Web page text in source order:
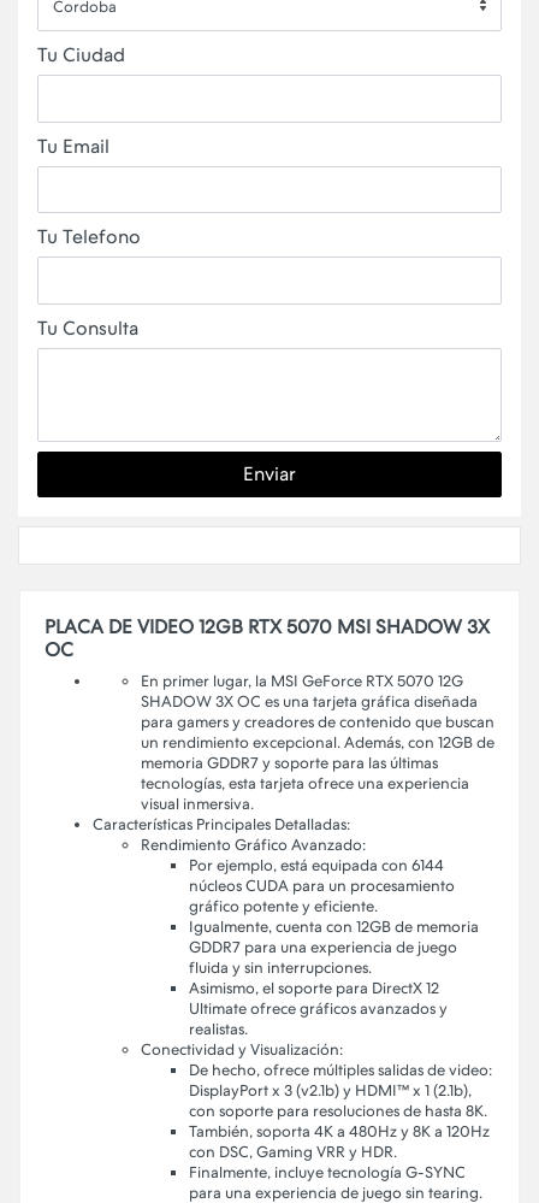
Cordoba
Tu Ciudad
Tu Email
Tu Telefono
Tu Consulta
Enviar
PLACA DE VIDEO 12GB RTX 5070 MSI SHADOW 3X
OC
En primer lugar, la MSI GeForce RTX 5070 12G
SHADOW 3X OC es una tarjeta gráfica diseñada
para gamers y creadores de contenido que buscan
un rendimiento excepcional. Además, con 12GB de
memoria GDDR7 y soporte para las últimas
tecnologías, esta tarjeta ofrece una experiencia
visual inmersiva.
Características Principales Detalladas:
Rendimiento Gráfico Avanzado:
Por ejemplo, está equipada con 6144
núcleos CUDA para un procesamiento
gráfico potente y eficiente.
Igualmente, cuenta con 12GB de memoria
GDDR7 para una experiencia de juego
fluida y sin interrupciones.
Asimismo, el soporte para DirectX 12
Ultimate ofrece gráficos avanzados y
realistas.
Conectividad y Visualización:
De hecho, ofrece múltiples salidas de video:
DisplayPort x 3 (v2.1b) y HDMI™ x 1 (2.1b),
con soporte para resoluciones de hasta 8K.
También, soporta 4K a 480Hz y 8K a 120Hz
con DSC, Gaming VRR y HDR.
Finalmente, incluye tecnología G-SYNC
para una experiencia de juego sin tearing.